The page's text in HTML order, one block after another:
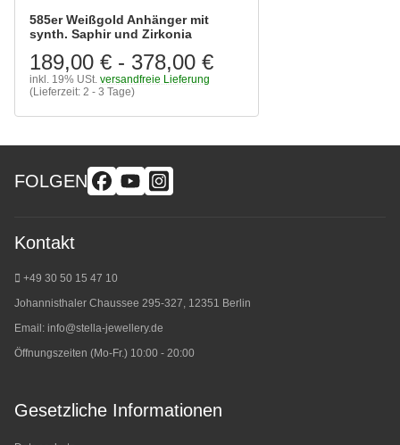
585er Weißgold Anhänger mit
synth. Saphir und Zirkonia
189,00 € - 378,00 €
inkl. 19% USt. versandfreie Lieferung
(Lieferzeit: 2 - 3 Tage)
FOLGEN
Kontakt
+49 30 50 15 47 10
Johannisthaler Chaussee 295-327, 12351 Berlin
Email: info@stella-jewellery.de
Öffnungszeiten (Mo-Fr.) 10:00 - 20:00
Gesetzliche Informationen